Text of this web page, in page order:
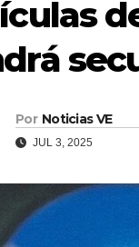
Por Noticias VE
JUL 3, 2025